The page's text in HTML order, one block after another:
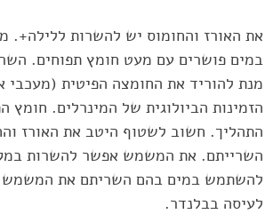
את האורז והחומוס יש להשרות ללילה+.
במים פושרים עם ‏מעט חומץ תפוחים.
מנת להוריד את החומצה הפיטית ‏‏(מעכבי
הזמינות הביולוגית של המינרלים. חומץ
התהליך. חשוב לשטוף היטב את האורז
‏השרייתם. את המשמש אפשר להשרות
להשתמש במים ‏בהם השריתם את המשמש
לעיסה בבלנדר.‏